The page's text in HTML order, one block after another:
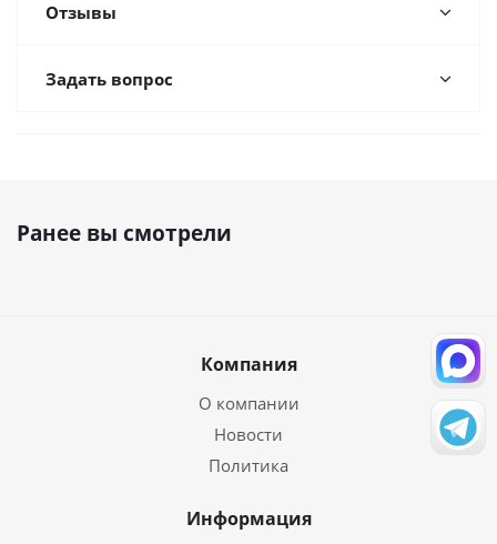
Отзывы
Задать вопрос
Ранее вы смотрели
Компания
О компании
Новости
Политика
Информация